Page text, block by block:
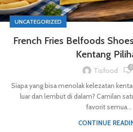
UNCATEGORIZED
French Fries Belfoods
Kentang
Tisfood 0
Siapa yang bisa menolak kelezatan
luar dan lembut di dalam? Camilan
favorit semua...
CONTINUE